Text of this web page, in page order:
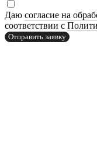
Даю согласие на
соответствии с
Отправить заявку